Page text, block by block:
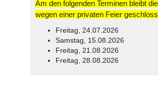
Am den folgenden Terminen bleibt
wegen einer privaten Feier
Freitag, 24.07.2026
Samstag, 15.08.2026
Freitag, 21.08.2026
Freitag, 28.08.2026